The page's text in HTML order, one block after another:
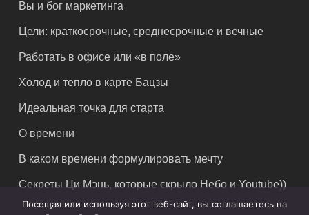
Вы и бог маркетинга
Цели: краткосрочные, среднесрочные и вечные
Работать в офисе или «в поле»
Холод и тепло в карте Бацзы
Идеальная точка для старта
О времени
В каком времени формулировать мечту
Секреты Ци Мэнь, которые скрыло Небо и Youtube))
Посещая или используя этот веб-сайт, вы соглашаетесь на